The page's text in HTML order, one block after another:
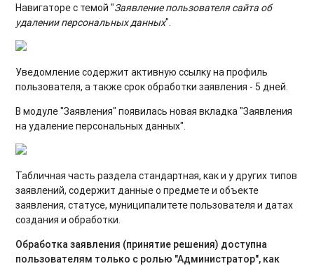
Навигаторе с темой "Заявление пользователя сайта об
удалении персональных данных".
Уведомление содержит активную ссылку на профиль
пользователя, а также срок обработки заявления - 5 дней.
В модуле "Заявления" появилась новая вкладка "Заявления
на удаление персональных данных".
Табличная часть раздела стандартная, как и у других типов
заявлений, содержит данные о предмете и объекте
заявления, статусе, муниципалитете пользователя и датах
создания и обработки.
Обработка заявления (принятие решения) доступна
пользователям только с ролью "Администратор", как